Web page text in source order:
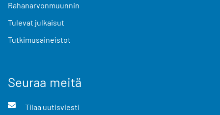
Rahanarvonmuunnin
Tulevat julkaisut
Tutkimusaineistot
Seuraa meitä
Tilaa uutisviesti